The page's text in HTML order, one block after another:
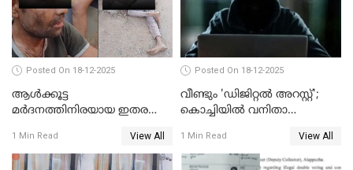
Posted On 18-12-2025
ആൾക്കൂട്ട
മർദനത്തിനിരയായ ഇതര
നടുക്കുന്ന സംഭവം
വാളയാറിൽ
1 Min Read View All
Posted On 18-12-2025
വീണ്ടും 'ഡിജിറ്റല്‍ അറസ്റ്റ്';
കൊച്ചിയില്‍ വനിതാ
കോടി രൂപ
1 Min Read View All